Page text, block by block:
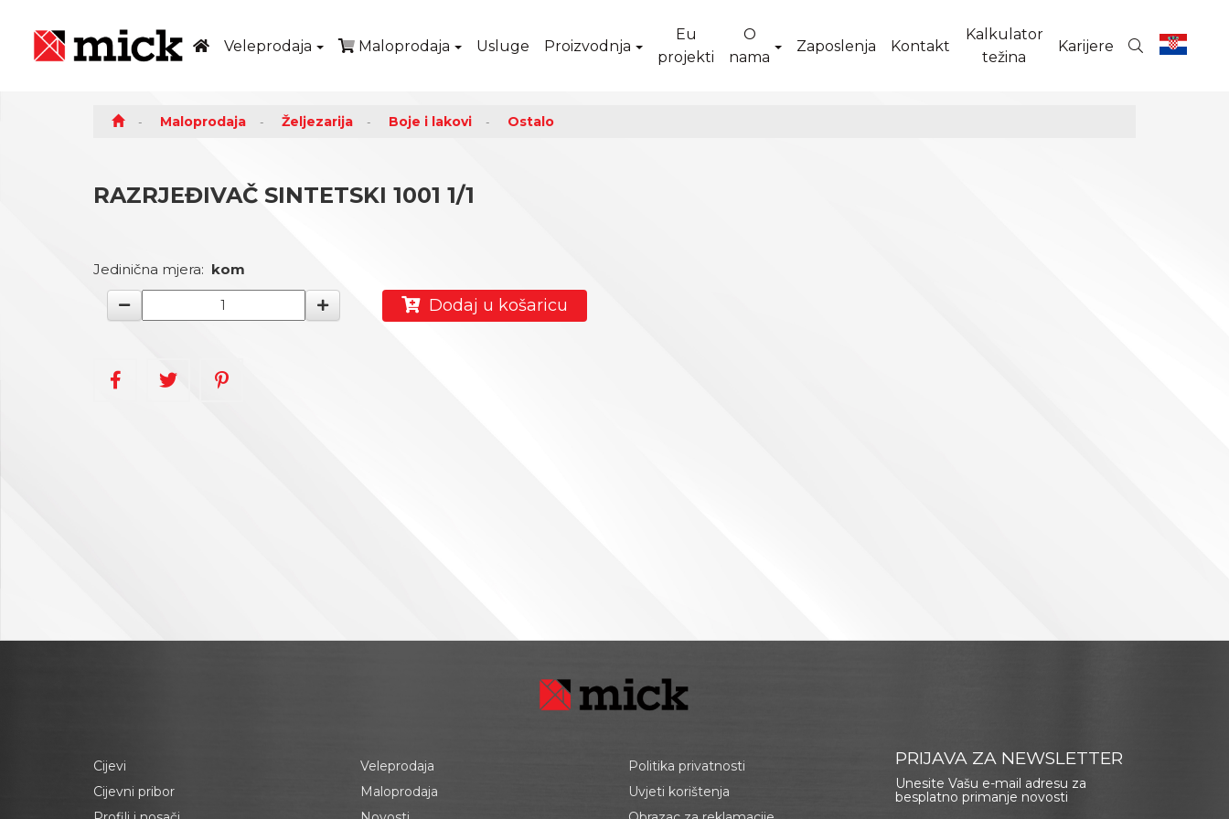
Veleprodaja Maloprodaja Usluge Proizvodnja
Eu
projekti
O
nama
Zaposlenja Kontakt
Kalkulator
težina
Karijere
Maloprodaja Željezarija Boje i lakovi Ostalo
RAZRJEĐIVAČ SINTETSKI 1001 1/1
Jedinična mjera: kom
Dodaj u košaricu
Cijevi
Cijevni pribor
Veleprodaja
Maloprodaja
Politika privatnosti
Uvjeti korištenja
PRIJAVA ZA NEWSLETTER
Unesite Vašu e-mail adresu za
besplatno primanje novosti